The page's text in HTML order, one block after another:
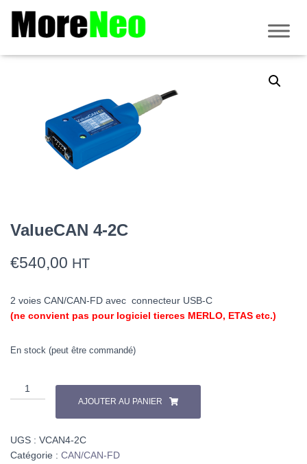
Accueil / CAN/CAN-FD / ValueCAN 4-2C
ValueCAN 4-2C
€540,00 HT
2 voies CAN/CAN-FD avec connecteur USB-C
(ne convient pas pour logiciel tierces MERLO, ETAS etc.)
En stock (peut être commandé)
AJOUTER AU PANIER
UGS : VCAN4-2C
Catégorie : CAN/CAN-FD